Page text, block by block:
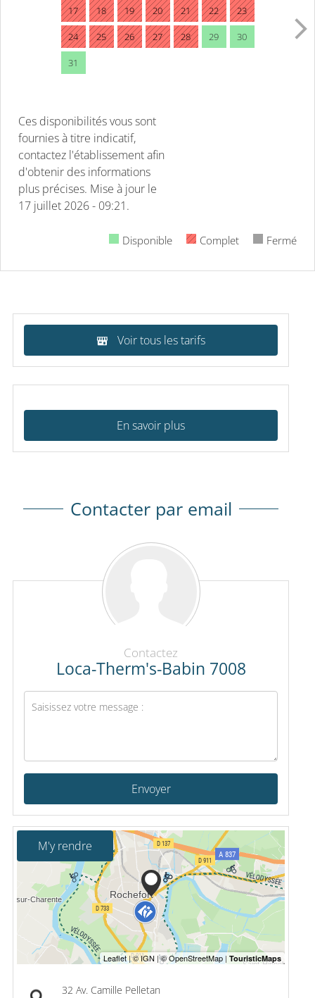
17 18 19 20 21 22 23
24 25 26 27 28 29 30
31
Ces disponibilités vous sont
fournies à titre indicatif,
contactez l'établissement afin
d'obtenir des informations
plus précises. Mise à jour le
17 juillet 2026 - 09:21.
Disponible Complet Fermé
Voir tous les tarifs
En savoir plus
Contacter par email
Contactez
Loca-Therm's-Babin 7008
Envoyer
M'y rendre
32 Av. Camille Pelletan